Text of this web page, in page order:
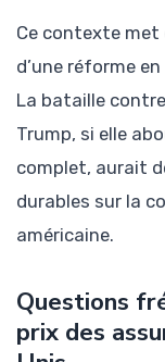
Ce contexte met
d’une réforme
La bataille
Trump, si elle
complet, aurait
durables sur la
américaine.
Questions
prix des